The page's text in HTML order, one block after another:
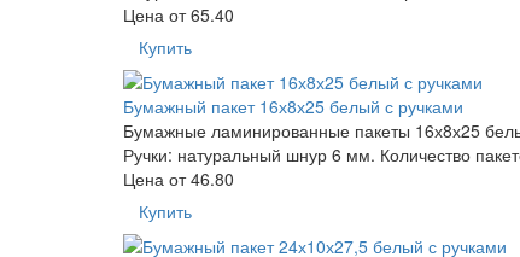
Цена от65.40
Купить
Бумажный пакет 16х8х25 белый с ручками
Бумажные ламинированные пакеты 16х8х25
Ручки: натуральный шнур 6 мм. Количество
Цена от46.80
Купить